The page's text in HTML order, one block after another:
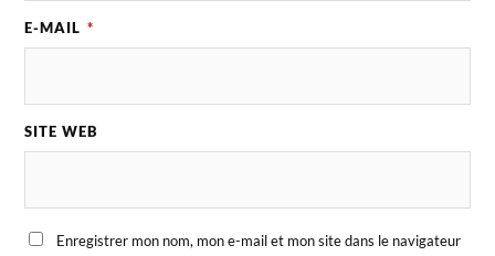
E-MAIL *
SITE WEB
Enregistrer mon nom, mon e-mail et mon site dans le navigateur